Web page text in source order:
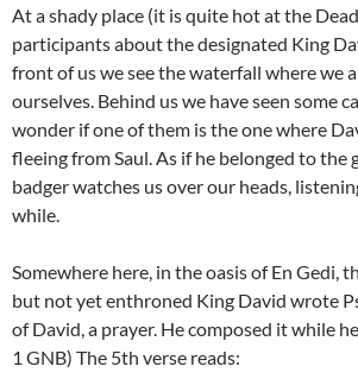
At a shady place (it is quite hot at the
participants about the designated King
front of us we see the waterfall where we
ourselves. Behind us we have seen some
wonder if one of them is the one where
fleeing from Saul. As if he belonged to the
badger watches us over our heads,
while.
Somewhere here, in the oasis of En Gedi,
but not yet enthroned King David wrote
of David, a prayer. He composed it while he
1 GNB) The 5th verse reads: